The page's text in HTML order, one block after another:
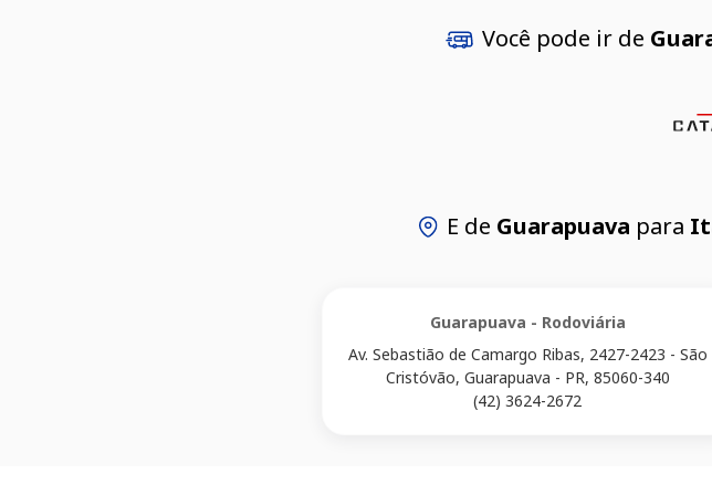
Você pode ir de
E de Guarapuava para
Guarapuava - Rodoviária
Av. Sebastião de Camargo Ribas, 2427-2423 - São
Cristóvão, Guarapuava - PR, 85060-340
(42) 3624-2672